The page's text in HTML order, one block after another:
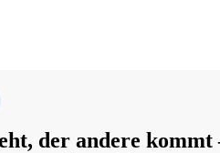
der andere kommt